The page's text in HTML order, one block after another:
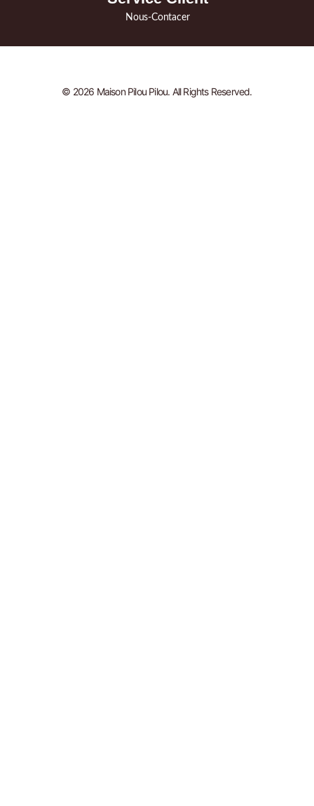
Nous-Contacer
© 2026 Maison Pilou Pilou. All Rights Reserved.